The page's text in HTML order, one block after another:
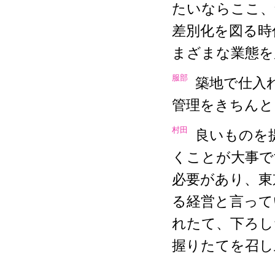
たいならここ
差別化を図る
まざまな業態
服部
築地で仕入
管理をきちん
村田
良いものを
くことが大事
必要があり、
る経営と言っ
れたて、下ろ
握りたてを召